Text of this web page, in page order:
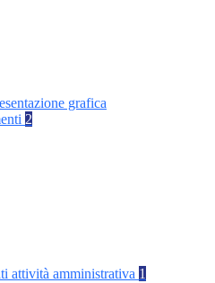
grafica
2
attività amministrativa 1